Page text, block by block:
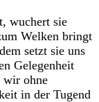
wuchert sie
Welken bringt
setzt sie uns
Gelegenheit
wir ohne
in der Tugend